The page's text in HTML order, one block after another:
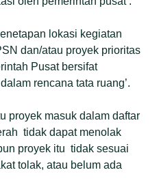
lokasi kegiatan
dan/atau proyek prioritas
Pusat bersifat
rencana tata ruang’.
proyek masuk dalam daftar
tidak dapat menolak
proyek itu tidak sesuai
tolak, atau belum ada